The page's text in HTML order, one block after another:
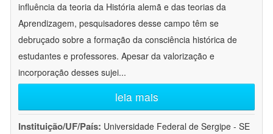
influência da teoria da História alemã e das teorias da
Aprendizagem, pesquisadores desse campo têm se
debruçado sobre a formação da consciência histórica de
estudantes e professores. Apesar da valorização e
incorporação desses sujei...
leia mais
Instituição/UF/País: Universidade Federal de Sergipe - SE